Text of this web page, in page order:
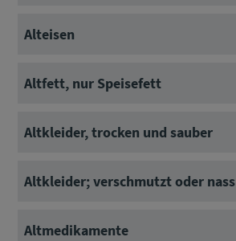
Alteisen
Altfett, nur Speisefett
Altkleider, trocken und sauber
Altkleider; verschmutzt oder nass
Altmedikamente